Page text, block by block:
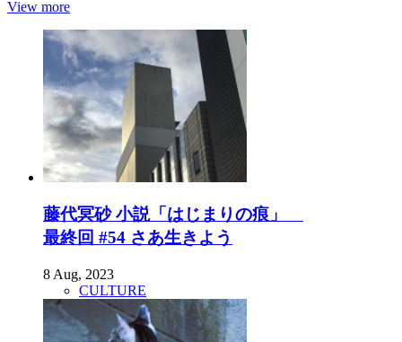
View more
藤代冥砂 小説「はじまりの痕」
最終回 #54 さあ生きよう
8 Aug, 2023
CULTURE